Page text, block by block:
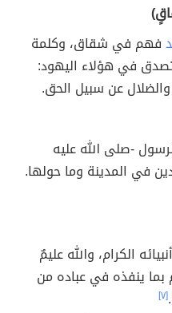
فهم في شقاق، وكلمة
في هؤلاء اليهود:
عن سبيل الحق.
-صلى الله عليه
في المدينة وما حولها.
الكرام، والله عليمٌ
بما ينفذه في عباده من
[٧]